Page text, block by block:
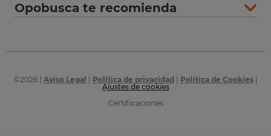
Opobusca te recomienda
©2026| Aviso Legal Política de privacidad Política de Cookies|
Ajustes de cookies
Certificaciones